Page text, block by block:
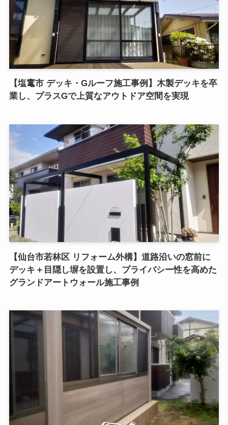
【塩竃市 デッキ・Gルーフ施工事例】木製デッキを卒
業し、プラスGで上質なアウトドア空間を実現
【仙台市若林区 リフォーム外構】道路沿いの窓前に
デッキ＋目隠し塀を設置し、プライバシー性を高めた
グランドアートウォール施工事例